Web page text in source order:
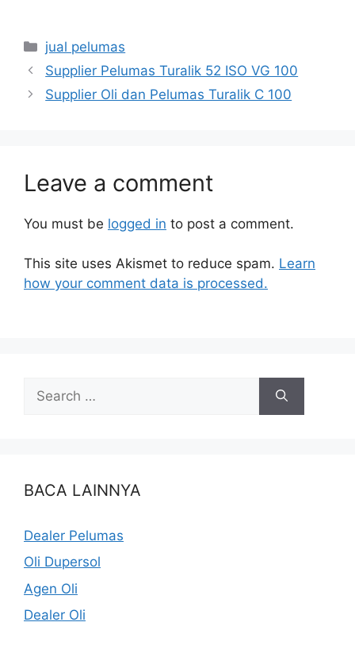
jual pelumas
Supplier Pelumas Turalik 52 ISO VG 100
Supplier Oli dan Pelumas Turalik C 100
Leave a comment
You must be logged in to post a comment.
This site uses Akismet to reduce spam. Learn
how your comment data is processed.
BACA LAINNYA
Dealer Pelumas
Oli Dupersol
Agen Oli
Dealer Oli